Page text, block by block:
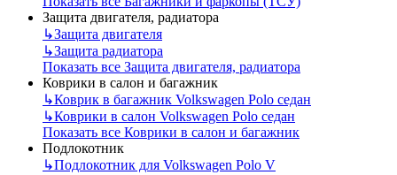
Защита двигателя, радиатора
↳Защита двигателя
↳Защита радиатора
Показать все Защита двигателя, радиатора
Коврики в салон и багажник
↳Коврик в багажник Volkswagen Polo седан
↳Коврики в салон Volkswagen Polo седан
Показать все Коврики в салон и багажник
Подлокотник
↳Подлокотник для Volkswagen Polo V